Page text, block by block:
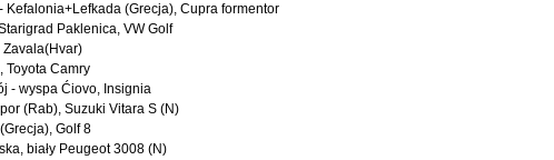
Kefalonia+Lefkada (Grecja), Cupra formentor
Paklenica, VW Golf
Zavala(Hvar)
Toyota Camry
- wyspa Ćiovo, Insignia
(Rab), Suzuki Vitara S (N)
Golf 8
biały Peugeot 3008 (N)